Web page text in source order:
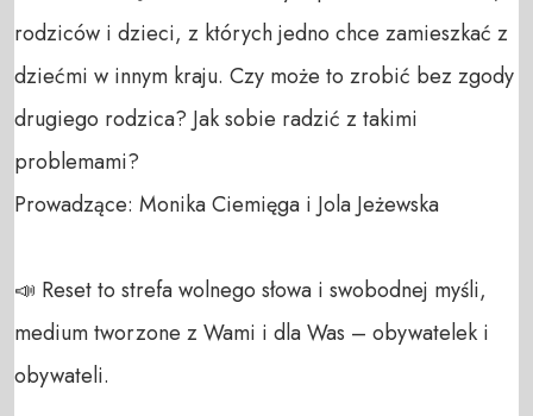
rodziców i dzieci, z których jedno chce zamieszkać z
dziećmi w innym kraju. Czy może to zrobić bez zgody
drugiego rodzica? Jak sobie radzić z takimi
problemami?
Prowadzące: Monika Ciemięga i Jola Jeżewska
📣 Reset to strefa wolnego słowa i swobodnej myśli,
medium tworzone z Wami i dla Was – obywatelek i
obywateli.